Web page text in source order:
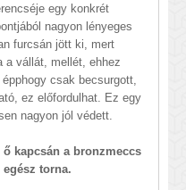
egy konkrét
nagyon lényeges
furcsán jött ki, mert
a vállát, mellét, ehhez
csak becsurgott,
ez előfordulhat. Ez egy
nagyon jól védett.
ő kapcsán a bronzmeccs
egész torna.